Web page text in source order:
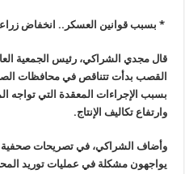
* بسبب قوانين العسكر.. انخفاض زراعة
قال مجدي الشراكي، رئيس الجمعية
بسبب الإجراءات المعقدة التي
وارتفاع تكاليف الإنتاج.
وأضاف الشراكي، في تصريحات صحفية
يواجهون مشكلة في عمليات توريد